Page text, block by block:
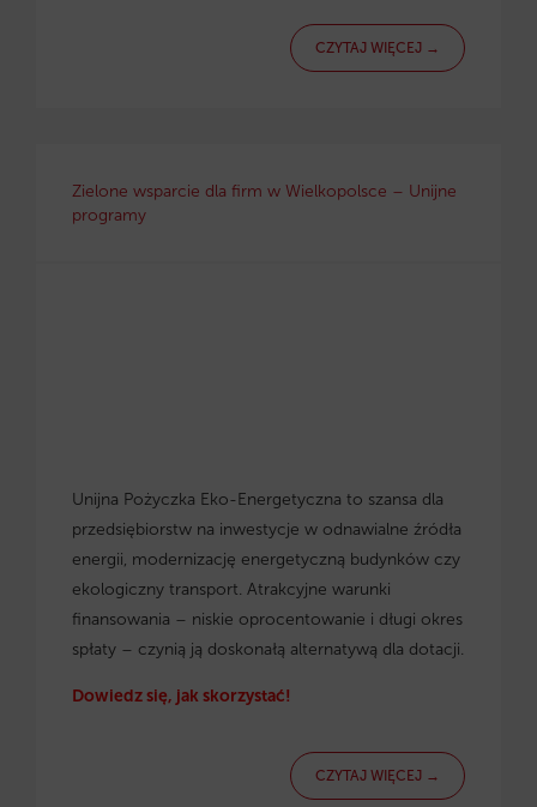
CZYTAJ WIĘCEJ →
Zielone wsparcie dla firm w Wielkopolsce – Unijne
programy
Unijna Pożyczka Eko-Energetyczna to szansa dla
przedsiębiorstw na inwestycje w odnawialne źródła
energii, modernizację energetyczną budynków czy
ekologiczny transport. Atrakcyjne warunki
finansowania – niskie oprocentowanie i długi okres
spłaty – czynią ją doskonałą alternatywą dla dotacji.
Dowiedz się, jak skorzystać!
CZYTAJ WIĘCEJ →